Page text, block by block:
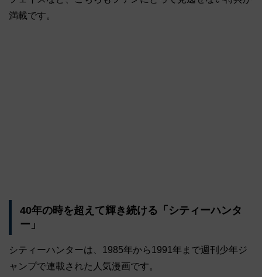
満載です。
40年の時を超えて輝き続ける「シティーハンタ
ー」
シティーハンターは、1985年から1991年まで週刊少年ジ
ャンプで連載された人気漫画です。